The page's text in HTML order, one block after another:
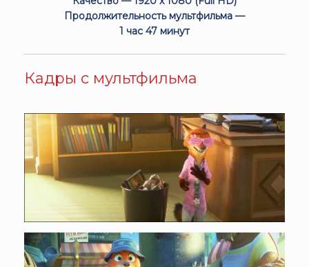
Продолжительность мультфильма —
1 час 47 минут
Кадры с мультфильма